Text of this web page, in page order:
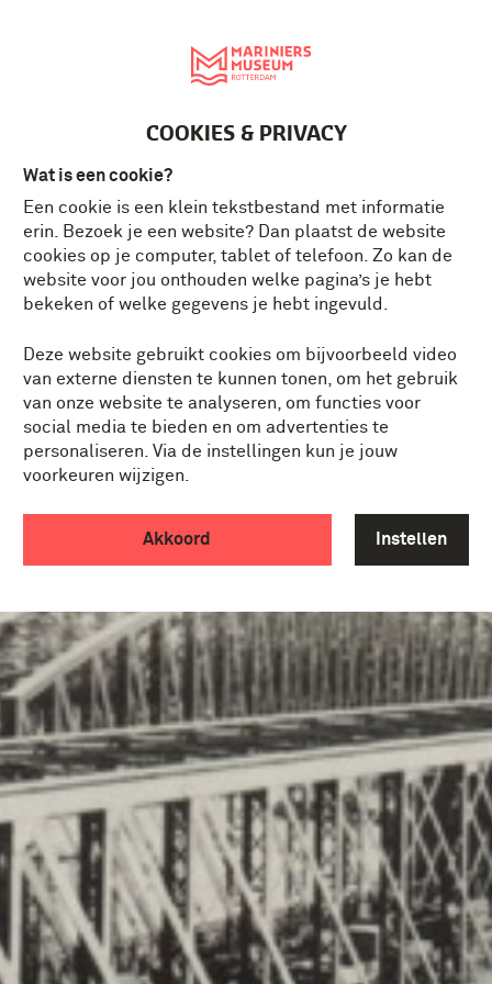
COOKIES & PRIVACY
Wat is een cookie?
Een cookie is een klein tekstbestand met informatie
erin. Bezoek je een website? Dan plaatst de website
cookies op je computer, tablet of telefoon. Zo kan de
website voor jou onthouden welke pagina’s je hebt
bekeken of welke gegevens je hebt ingevuld.
Deze website gebruikt cookies om bijvoorbeeld video
van externe diensten te kunnen tonen, om het gebruik
van onze website te analyseren, om functies voor
social media te bieden en om advertenties te
personaliseren. Via de instellingen kun je jouw
voorkeuren wijzigen.
Akkoord Instellen